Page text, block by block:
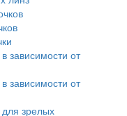
зависимости от
зависимости от
зрелых